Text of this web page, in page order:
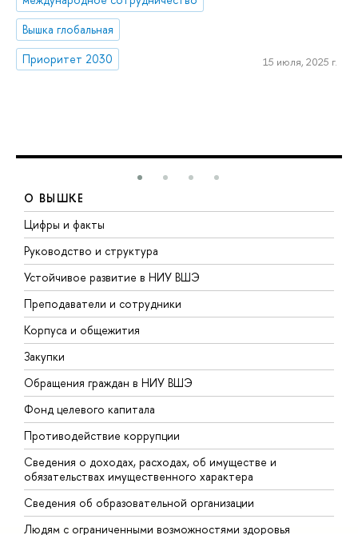
Вышка глобальная
Приоритет 2030
15 июля, 2025 г.
О ВЫШКЕ
Цифры и факты
Руководство и структура
Устойчивое развитие в НИУ ВШЭ
Преподаватели и сотрудники
Корпуса и общежития
Закупки
Обращения граждан в НИУ ВШЭ
Фонд целевого капитала
Противодействие коррупции
Сведения о доходах, расходах, об имуществе и
обязательствах имущественного характера
Сведения об образовательной организации
Людям с ограниченными возможностями здоровья